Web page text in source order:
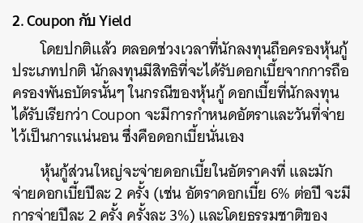
2. Coupon กับ Yield
โดยปกติแล้ว ตลอดช่วงเวลาที่นักลงทุนถือครองหุ้นกู้
ประเภทปกติ นักลงทุนมีสิทธิที่จะได้รับดอกเบี้ยจากการถือ
ครองพันธบัตรนั้นๆ ในกรณีของหุ้นกู้ ดอกเบี้ยที่นักลงทุน
ได้รับเรียกว่า Coupon จะมีการกำหนดอัตราและวันที่จ่าย
ไว้เป็นการแน่นอน ซึ่งคือดอกเบี้ยนั่นเอง
หุ้นกู้ส่วนใหญ่จะจ่ายดอกเบี้ยในอัตราคงที่ และมัก
จ่ายดอกเบี้ยปีละ 2 ครั้ง (เช่น อัตราดอกเบี้ย 6% ต่อปี จะมี
การจ่ายปีละ 2 ครั้ง ครั้งละ 3%) และโดยธรรมชาติของ